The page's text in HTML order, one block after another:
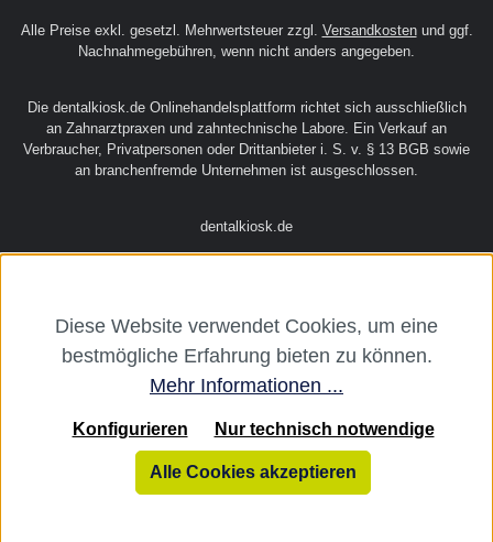
Alle Preise exkl. gesetzl. Mehrwertsteuer zzgl. Versandkostenund ggf.
Nachnahmegebühren, wenn nicht anders angegeben.
Die dentalkiosk.de Onlinehandelsplattform richtet sich ausschließlich
an Zahnarztpraxen und zahntechnische Labore. Ein Verkauf an
Verbraucher, Privatpersonen oder Drittanbieter i. S. v. § 13 BGB sowie
an branchenfremde Unternehmen ist ausgeschlossen.
dentalkiosk.de
Diese Website verwendet Cookies, um eine
bestmögliche Erfahrung bieten zu können.
Mehr Informationen ...
Nur technisch notwendige
Konfigurieren
Alle Cookies akzeptieren